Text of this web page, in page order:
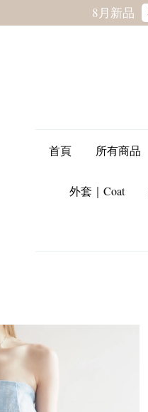
首頁 所有商品
外套｜Coat